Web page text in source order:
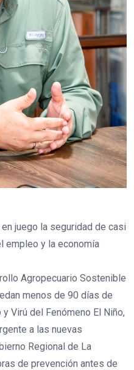
juego la seguridad de casi
empleo y la economía
Agropecuario Sostenible
menos de 90 días de
Virú del Fenómeno El Niño,
a las nuevas
Regional de La
de prevención antes de